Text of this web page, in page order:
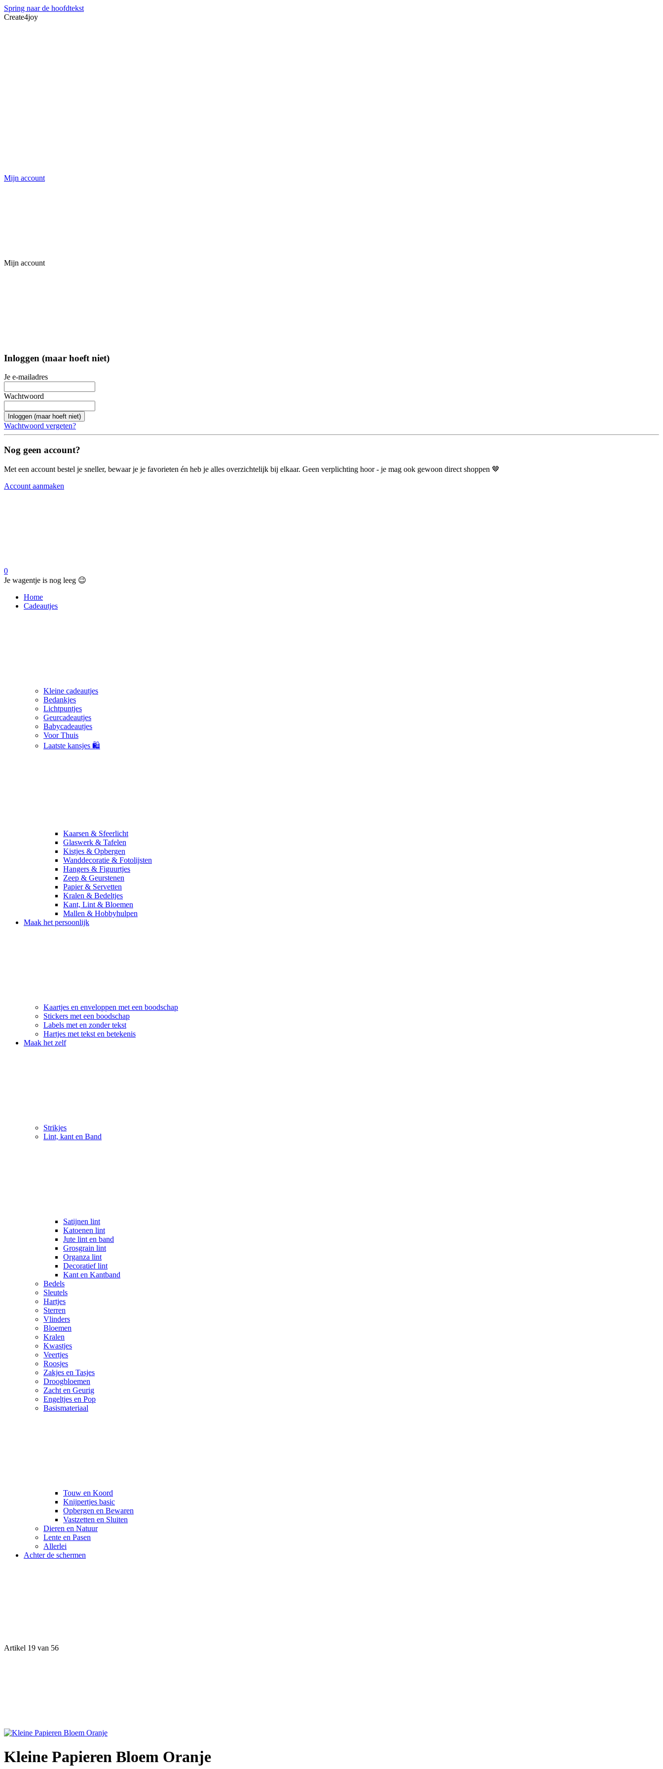
Spring naar de hoofdtekst
Create4joy
Mijn account
Mijn account
Inloggen (maar hoeft niet)
Je e-mailadres
Wachtwoord
Inloggen (maar hoeft niet)
Wachtwoord vergeten?
Nog geen account?
Met een account bestel je sneller, bewaar je je favorieten én heb je alles overzichtelijk bij elkaar. Geen verplichting hoor - je mag ook gewoon direct shoppen 🤎
Account aanmaken
0
Je wagentje is nog leeg 😉
Home
Cadeautjes
Kleine cadeautjes
Bedankjes
Lichtpuntjes
Geurcadeautjes
Babycadeautjes
Voor Thuis
Laatste kansjes 🛍️
Kaarsen & Sfeerlicht
Glaswerk & Tafelen
Kistjes & Opbergen
Wanddecoratie & Fotolijsten
Hangers & Figuurtjes
Zeep & Geurstenen
Papier & Servetten
Kralen & Bedeltjes
Kant, Lint & Bloemen
Mallen & Hobbyhulpen
Maak het persoonlijk
Kaartjes en enveloppen met een boodschap
Stickers met een boodschap
Labels met en zonder tekst
Hartjes met tekst en betekenis
Maak het zelf
Strikjes
Lint, kant en Band
Satijnen lint
Katoenen lint
Jute lint en band
Grosgrain lint
Organza lint
Decoratief lint
Kant en Kantband
Bedels
Sleutels
Hartjes
Sterren
Vlinders
Bloemen
Kralen
Kwastjes
Veertjes
Roosjes
Zakjes en Tasjes
Droogbloemen
Zacht en Geurig
Engeltjes en Pop
Basismateriaal
Touw en Koord
Knijpertjes basic
Opbergen en Bewaren
Vastzetten en Sluiten
Dieren en Natuur
Lente en Pasen
Allerlei
Achter de schermen
Artikel 19 van 56
Kleine Papieren Bloem Oranje